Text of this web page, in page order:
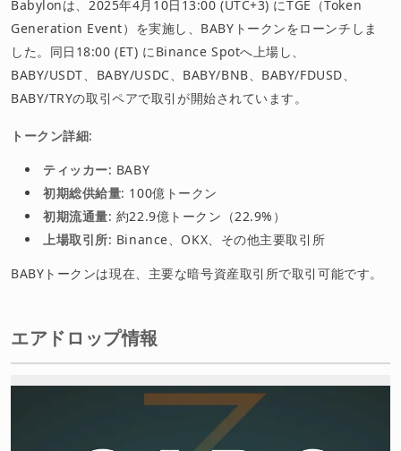
Babylonは、2025年4月10日13:00 (UTC+3) にTGE（Token
Generation Event）を実施し、BABYトークンをローンチしま
した。同日18:00 (ET) にBinance Spotへ上場し、
BABY/USDT、BABY/USDC、BABY/BNB、BABY/FDUSD、
BABY/TRYの取引ペアで取引が開始されています。
トークン詳細:
ティッカー: BABY
初期総供給量: 100億トークン
初期流通量: 約22.9億トークン（22.9%）
上場取引所: Binance、OKX、その他主要取引所
BABYトークンは現在、主要な暗号資産取引所で取引可能です。
エアドロップ情報